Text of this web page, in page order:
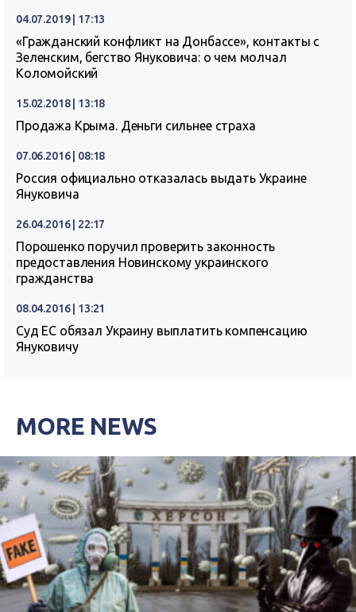
04.07.2019 | 17:13
«Гражданский конфликт на Донбассе», контакты с
Зеленским, бегство Януковича: о чем молчал
Коломойский
15.02.2018 | 13:18
Продажа Крыма. Деньги сильнее страха
07.06.2016 | 08:18
Россия официально отказалась выдать Украине
Януковича
26.04.2016 | 22:17
Порошенко поручил проверить законность
предоставления Новинскому украинского
гражданства
08.04.2016 | 13:21
Суд ЕС обязал Украину выплатить компенсацию
Януковичу
MORE NEWS